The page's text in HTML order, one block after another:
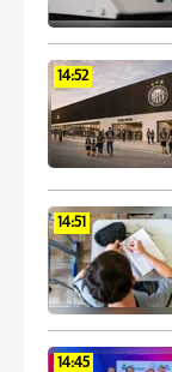
14:52
14:51
14:45